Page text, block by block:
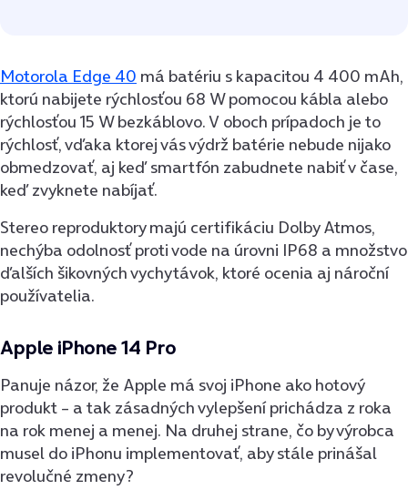
Motorola Edge 40 má batériu s kapacitou 4 400 mAh,
ktorú nabijete rýchlosťou 68 W pomocou kábla alebo
rýchlosťou 15 W bezkáblovo. V oboch prípadoch je to
rýchlosť, vďaka ktorej vás výdrž batérie nebude nijako
obmedzovať, aj keď smartfón zabudnete nabiť v čase,
keď zvyknete nabíjať.
Stereo reproduktory majú certifikáciu Dolby Atmos,
nechýba odolnosť proti vode na úrovni IP68 a množstvo
ďalších šikovných vychytávok, ktoré ocenia aj nároční
používatelia.
Apple iPhone 14 Pro
Panuje názor, že Apple má svoj iPhone ako hotový
produkt – a tak zásadných vylepšení prichádza z roka
na rok menej a menej. Na druhej strane, čo by výrobca
musel do iPhonu implementovať, aby stále prinášal
revolučné zmeny?